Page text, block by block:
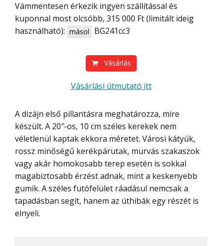
Vámmentesen érkezik ingyen szállítással és
kuponnal most olcsóbb, 315 000 Ft (limitált ideig
használható): másol BG241cc3
Vásárlás
Vásárlási útmutató itt
A dizájn első pillantásra meghatározza, mire
készült. A 20″-os, 10 cm széles kerekek nem
véletlenül kaptak ekkora méretet. Városi kátyúk,
rossz minőségű kerékpárutak, murvás szakaszok
vagy akár homokosabb terep esetén is sokkal
magabiztosabb érzést adnak, mint a keskenyebb
gumik. A széles futófelület ráadásul nemcsak a
tapadásban segít, hanem az úthibák egy részét is
elnyeli.